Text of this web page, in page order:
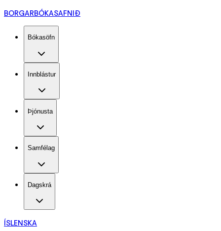
BORGARBÓKASAFNIÐ
Bókasöfn
Innblástur
Þjónusta
Samfélag
Dagskrá
ÍSLENSKA